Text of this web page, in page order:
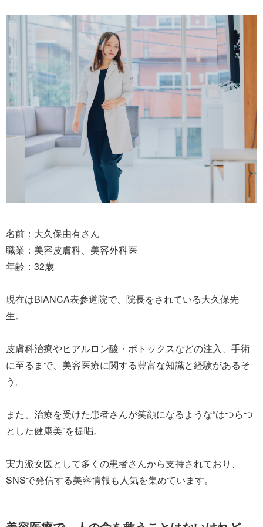
名前：大久保由有さん
職業：美容皮膚科、美容外科医
年齢：32歳
現在はBIANCA表参道院で、院長をされている大久保先
生。
皮膚科治療やヒアルロン酸・ボトックスなどの注入、手術
に至るまで、美容医療に関する豊富な知識と経験があるそ
う。
また、治療を受けた患者さんが笑顔になるような“はつらつ
とした健康美”を提唱。
実力派女医として多くの患者さんから支持されており、
SNSで発信する美容情報も人気を集めています。